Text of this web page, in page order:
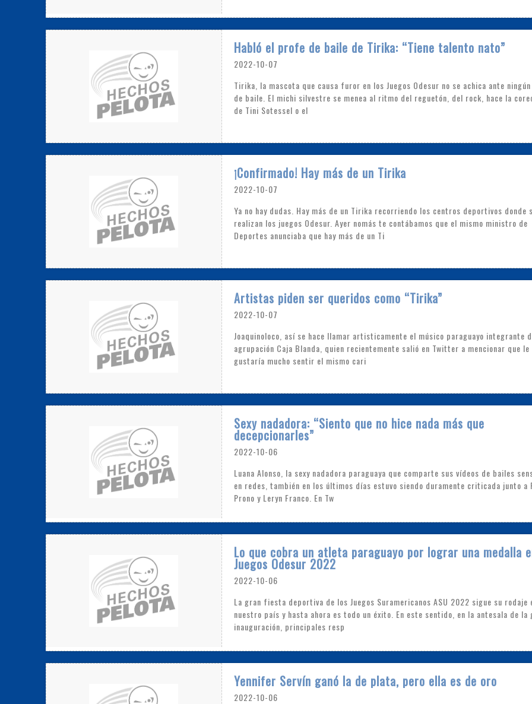
Habló el profe de baile de Tirika: “Tiene talento nato”
2022-10-07
Tirika, la mascota que causa furor en los Juegos Odesur no se achica ante
de baile. El michi silvestre se menea al ritmo del reguetón, del rock, hace la
de Tini Sotessel o el
¡Confirmado! Hay más de un Tirika
2022-10-07
Ya no hay dudas. Hay más de un Tirika recorriendo los centros deportivos donde
realizan los juegos Odesur. Ayer nomás te contábamos que el mismo ministro de
Deportes anunciaba que hay más de un Ti
Artistas piden ser queridos como “Tirika”
2022-10-07
Joaquinoloco, así se hace llamar artisticamente el músico paraguayo integrante
agrupación Caja Blanda, quien recientemente salió en Twitter a mencionar que le
gustaría mucho sentir el mismo cari
Sexy nadadora: “Siento que no hice nada más que
decepcionarles”
2022-10-06
Luana Alonso, la sexy nadadora paraguaya que comparte sus vídeos de bailes
en redes, también en los últimos días estuvo siendo duramente criticada junto a
Prono y Leryn Franco. En Tw
Lo que cobra un atleta paraguayo por lograr una medalla
Juegos Odesur 2022
2022-10-06
La gran fiesta deportiva de los Juegos Suramericanos ASU 2022 sigue su rodaje
nuestro país y hasta ahora es todo un éxito. En este sentido, en la antesala de la
inauguración, principales resp
Yennifer Servín ganó la de plata, pero ella es de oro
2022-10-06